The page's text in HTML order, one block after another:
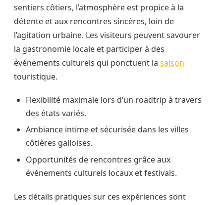
sentiers côtiers, l’atmosphère est propice à la
détente et aux rencontres sincères, loin de
l’agitation urbaine. Les visiteurs peuvent savourer
la gastronomie locale et participer à des
événements culturels qui ponctuent la saison
touristique.
Flexibilité maximale lors d’un roadtrip à travers
des états variés.
Ambiance intime et sécurisée dans les villes
côtières galloises.
Opportunités de rencontres grâce aux
événements culturels locaux et festivals.
Les détails pratiques sur ces expériences sont